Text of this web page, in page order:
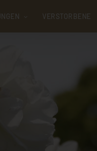
VERSTORBENE